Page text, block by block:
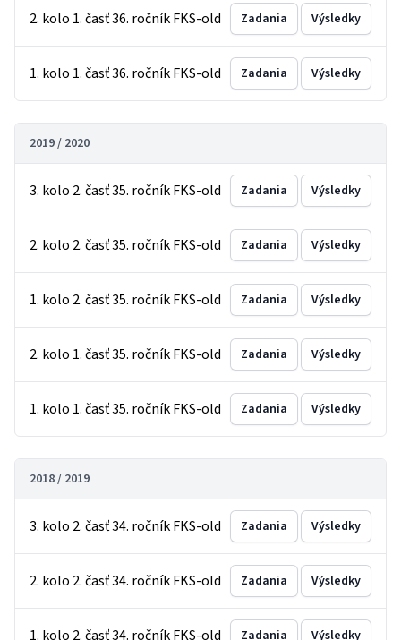
2. kolo 1. časť 36. ročník FKS-old Zadania Výsledky
1. kolo 1. časť 36. ročník FKS-old Zadania Výsledky
2019 / 2020
3. kolo 2. časť 35. ročník FKS-old Zadania Výsledky
2. kolo 2. časť 35. ročník FKS-old Zadania Výsledky
1. kolo 2. časť 35. ročník FKS-old Zadania Výsledky
2. kolo 1. časť 35. ročník FKS-old Zadania Výsledky
1. kolo 1. časť 35. ročník FKS-old Zadania Výsledky
2018 / 2019
3. kolo 2. časť 34. ročník FKS-old Zadania Výsledky
2. kolo 2. časť 34. ročník FKS-old Zadania Výsledky
1. kolo 2. časť 34. ročník FKS-old Zadania Výsledky